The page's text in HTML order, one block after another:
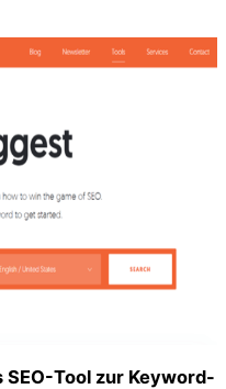
SEO-Tool zur Keyword-